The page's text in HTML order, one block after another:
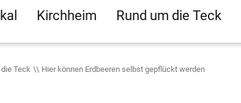
Kirchheim Rund um die Teck
Teck Hier können Erdbeeren selbst gepflückt werden